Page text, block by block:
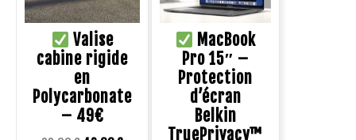
Valise
cabine rigide
en
Polycarbonate
– 49€
MacBook
Pro 15″ –
Protection
d’écran
Belkin
TruePrivacy™